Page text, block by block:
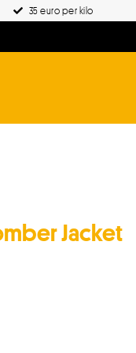
35 euro per kilo
Jacket